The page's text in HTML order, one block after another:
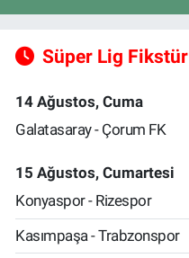
Süper Lig Fikstür
14 Ağustos, Cuma
Galatasaray - Çorum FK
15 Ağustos, Cumartesi
Konyaspor - Rizespor
Kasımpaşa - Trabzonspor